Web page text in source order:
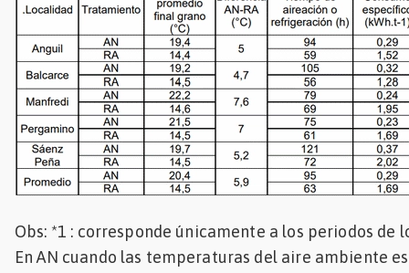
Obs: *1 : corresponde únicamente a los periodos de
En AN cuando las temperaturas del aire ambiente